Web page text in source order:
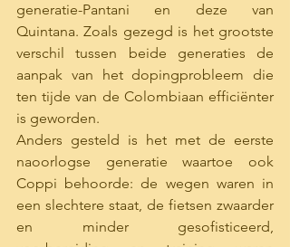
generatie-Pantani en deze van
Quintana. Zoals gezegd is het grootste
verschil tussen beide generaties de
aanpak van het dopingprobleem die
ten tijde van de Colombiaan efficiënter
is geworden.
Anders gesteld is het met de eerste
naoorlogse generatie waartoe ook
Coppi behoorde: de wegen waren in
een slechtere staat, de fietsen zwaarder
en minder gesofisticeerd,